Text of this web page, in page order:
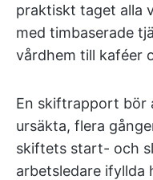
praktiskt taget alla
med timbaserade
vårdhem till kaféer
En skiftrapport bör
ursäkta, flera
skiftets start- och
arbetsledare ifyllda